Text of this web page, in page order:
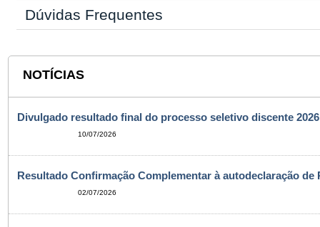
Dúvidas Frequentes
NOTÍCIAS
Divulgado resultado final do processo seletivo discente 2026
10/07/2026
Resultado Confirmação Complementar à autodeclaração de
02/07/2026